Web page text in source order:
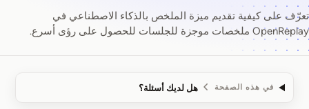
تعرّف على كيفية تقديم ميزة الملخص بالذكاء الاصطناعي في
OpenReplay ملخصات موجزة للجلسات للحصول على رؤى أسرع.
في هذه الصفحة هل لديك أسئلة؟